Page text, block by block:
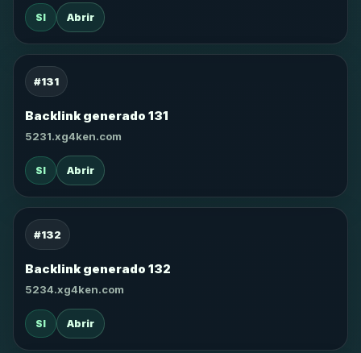
SI Abrir
#131
Backlink generado 131
5231.xg4ken.com
SI Abrir
#132
Backlink generado 132
5234.xg4ken.com
SI Abrir